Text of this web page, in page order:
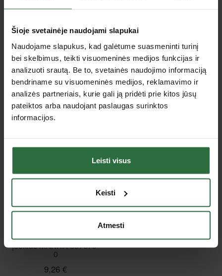
Šioje svetainėje naudojami slapukai
Naudojame slapukus, kad galėtume suasmeninti turinį
bei skelbimus, teikti visuomeninės medijos funkcijas ir
analizuoti srautą. Be to, svetainės naudojimo informaciją
bendriname su visuomeninės medijos, reklamavimo ir
analizės partneriais, kurie gali ją pridėti prie kitos jūsų
pateiktos arba naudojant paslaugas surinktos
informacijos.
Leisti visus
Keisti
Atmesti
Jus dominančios panašios prekės
Nepavyko užkrauti prekių sąrašo.
Peržiūrėtos prekės
MAKPAC lagamino Nr. 2
įdėklas MAKITA 837670-
0
9,26 €